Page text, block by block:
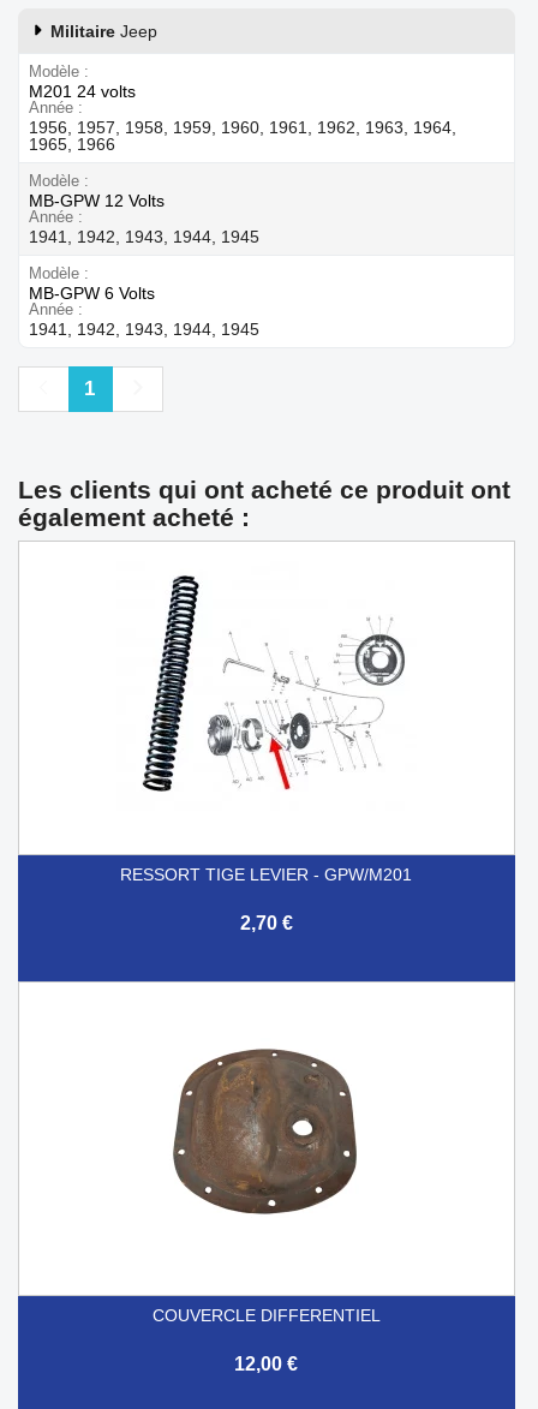
Militaire Jeep
Modèle
M201 24 volts
Année
1956, 1957, 1958, 1959, 1960, 1961, 1962, 1963, 1964,
1965, 1966
Modèle
MB-GPW 12 Volts
Année
1941, 1942, 1943, 1944, 1945
Modèle
MB-GPW 6 Volts
Année
1941, 1942, 1943, 1944, 1945
Précédent
1
Les clients qui ont acheté ce produit ont
également acheté :
RESSORT TIGE LEVIER - GPW/M201
2,70 €
COUVERCLE DIFFERENTIEL
12,00 €